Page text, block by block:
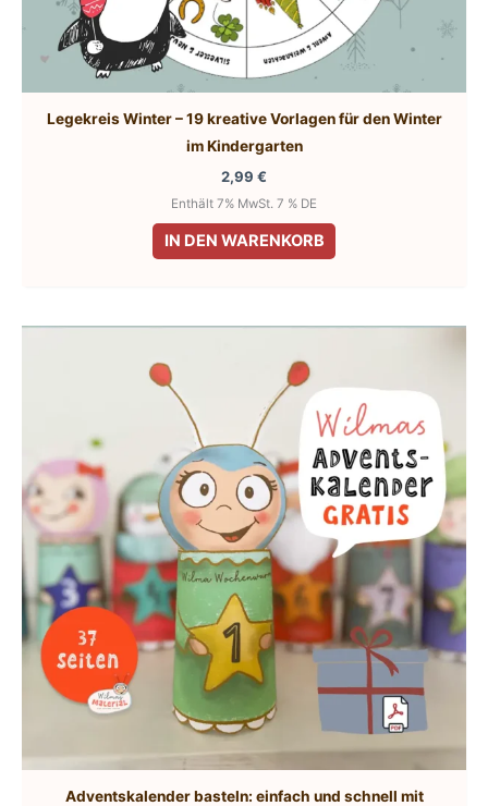
Legekreis Winter – 19 kreative Vorlagen für den Winter
im Kindergarten
2,99 €
Enthält 7% MwSt. 7 % DE
IN DEN WARENKORB
Adventskalender basteln: einfach und schnell mit